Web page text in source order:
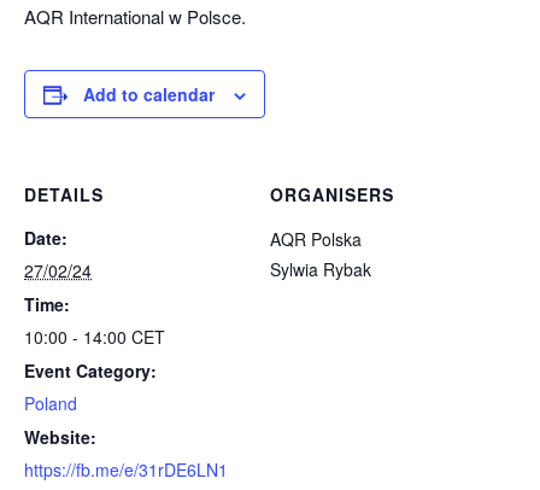
AQR International w Polsce.
Add to calendar
DETAILS
Date:
27/02/24
Time:
10:00 - 14:00 CET
Event Category:
Poland
Website:
https://fb.me/e/31rDE6LN1
ORGANISERS
AQR Polska
Sylwia Rybak